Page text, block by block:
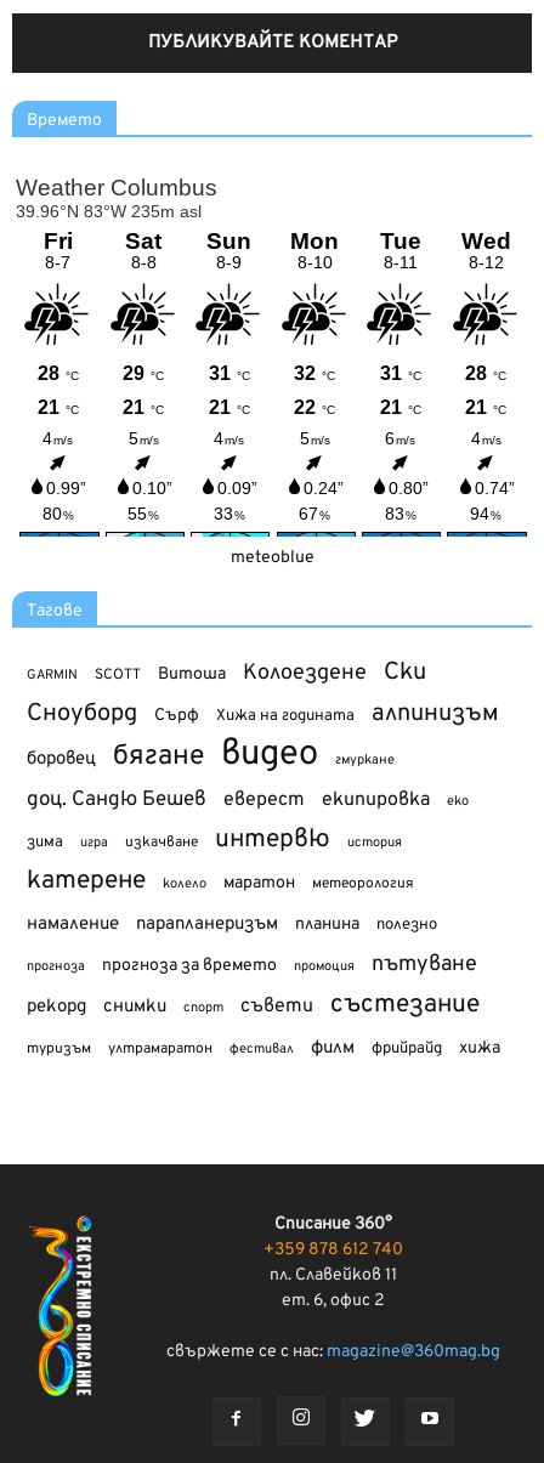
Времето
meteoblue
Тагове
GARMIN SCOTT Витоша Колоездене Ски
Сноуборд Сърф Хижа на годината алпинизъм
боровец бягане видео гмуркане
доц. Сандю Бешев еверест екипировка еко
зима игра изкачване интервю история
катерене колело маратон метеорология
намаление парапланеризъм планина полезно
прогноза прогноза за времето промоция пътуване
рекорд снимки спорт съвети състезание
туризъм ултрамаратон фестивал филм фрийрайд хижа
Списание 360°
+359 878 612 740
пл. Славейков 11
ет. 6, офис 2
свържете се с нас: magazine@360mag.bg